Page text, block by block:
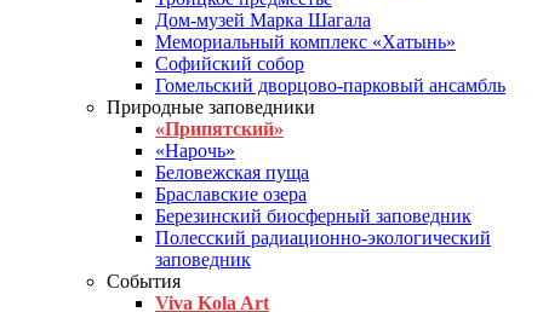
Дом-музей Марка Шагала
Мемориальный комплекс «Хатынь»
Софийский собор
Гомельский дворцово-парковый ансамбль
Природные заповедники
«Припятский»
«Нарочь»
Беловежская пуща
Браславские озера
Березинский биосферный заповедник
Полесский радиационно-экологический
заповедник
События
Viva Kola Art